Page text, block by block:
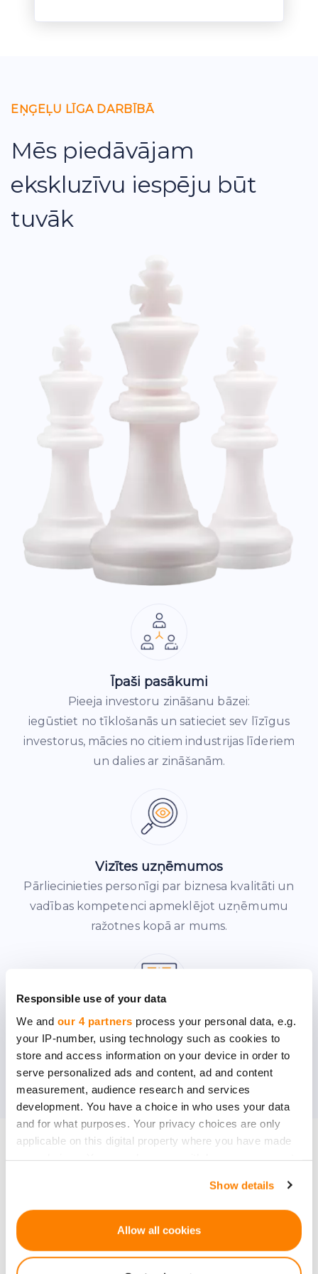
Responsible use of your data
We and our 4 partners process your personal data, e.g.
your IP-number, using technology such as cookies to
store and access information on your device in order to
serve personalized ads and content, ad and content
measurement, audience research and services
development. You have a choice in who uses your data
and for what purposes. Your privacy choices are only
applicable on this digital property where you have made
If you allow, we would also like to:
location which can be accurate to within several
Show details
Allow all cookies
EŅĢEĻU LĪGA DARBĪBĀ
Mēs piedāvājam
ekskluzīvu iespēju būt
tuvāk
Īpaši pasākumi
Pieeja investoru zināšanu bāzei:
iegūstiet no tīklošanās un satieciet sev līzīgus
investorus, mācies no citiem industrijas līderiem
un dalies ar zināšanām.
Vizītes uzņēmumos
Pārliecinieties personīgi par biznesa kvalitāti un
vadības kompetenci apmeklējot uzņēmumu
ražotnes kopā ar mums.
Investīciju piedāvājumi
Esiet pirmais, kurs uzzin par investīcijas
iespējām. Satiec uzņēmuma dibinātājus un
uzzini vairāk!
KĻŪSTI PAR BIEDRU
noskaidrotu detaļas